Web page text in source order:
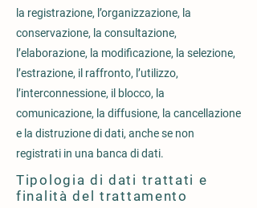
la registrazione, l’organizzazione, la
conservazione, la consultazione,
l’elaborazione, la modificazione, la selezione,
l’estrazione, il raffronto, l’utilizzo,
l’interconnessione, il blocco, la
comunicazione, la diffusione, la cancellazione
e la distruzione di dati, anche se non
registrati in una banca di dati.
Tipologia di dati trattati e
finalità del trattamento